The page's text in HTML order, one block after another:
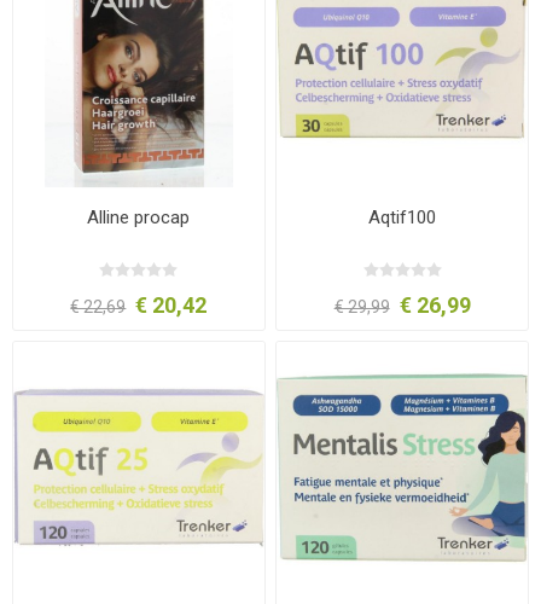
Alline procap
€ 22,69 € 20,42
Aqtif100
€ 29,99 € 26,99